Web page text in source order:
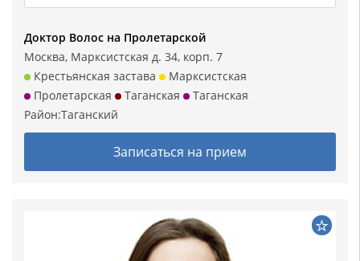
Доктор Волос на Пролетарской
Москва, Марксистская д. 34, корп. 7
Крестьянская застава
Марксистская
Пролетарская
Таганская
Таганская
Район:Таганский
Записаться на прием